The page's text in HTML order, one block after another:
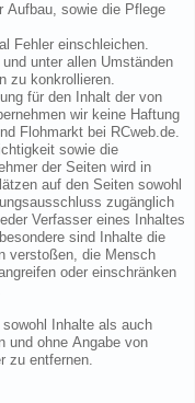
Aufbau, sowie die Pflege
Fehler einschleichen.
unter allen Umständen
zu konkrollieren.
für den Inhalt der von
wir keine Haftung
Flohmarkt bei RCweb.de.
sowie die
der Seiten wird in
auf den Seiten sowohl
zugänglich
Verfasser eines Inhaltes
sind Inhalte die
verstoßen, die Mensch
oder einschränken
Inhalte als auch
und ohne Angabe von
zu entfernen.